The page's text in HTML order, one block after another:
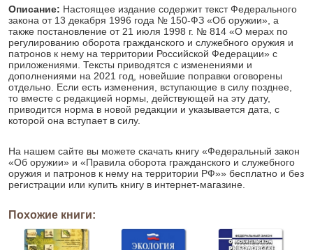
Описание: Настоящее издание содержит текст Федерального
закона от 13 декабря 1996 года № 150-ФЗ «Об оружии», а
также постановление от 21 июля 1998 г. № 814 «О мерах по
регулированию оборота гражданского и служебного оружия и
патронов к нему на территории Российской Федерации» с
приложениями. Тексты приводятся с изменениями и
дополнениями на 2021 год, новейшие поправки оговорены
отдельно. Если есть изменения, вступающие в силу позднее,
то вместе с редакцией нормы, действующей на эту дату,
приводится норма в новой редакции и указывается дата, с
которой она вступает в силу.
На нашем сайте вы можете скачать книгу «Федеральный закон
«Об оружии» и «Правила оборота гражданского и служебного
оружия и патронов к нему на территории РФ»» бесплатно и без
регистрации или купить книгу в интернет-магазине.
Похожие книги: